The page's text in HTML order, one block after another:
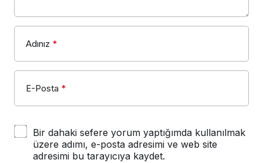
Adınız *
E-Posta *
Bir dahaki sefere yorum yaptığımda kullanılmak
üzere adımı, e-posta adresimi ve web site
adresimi bu tarayıcıya kaydet.